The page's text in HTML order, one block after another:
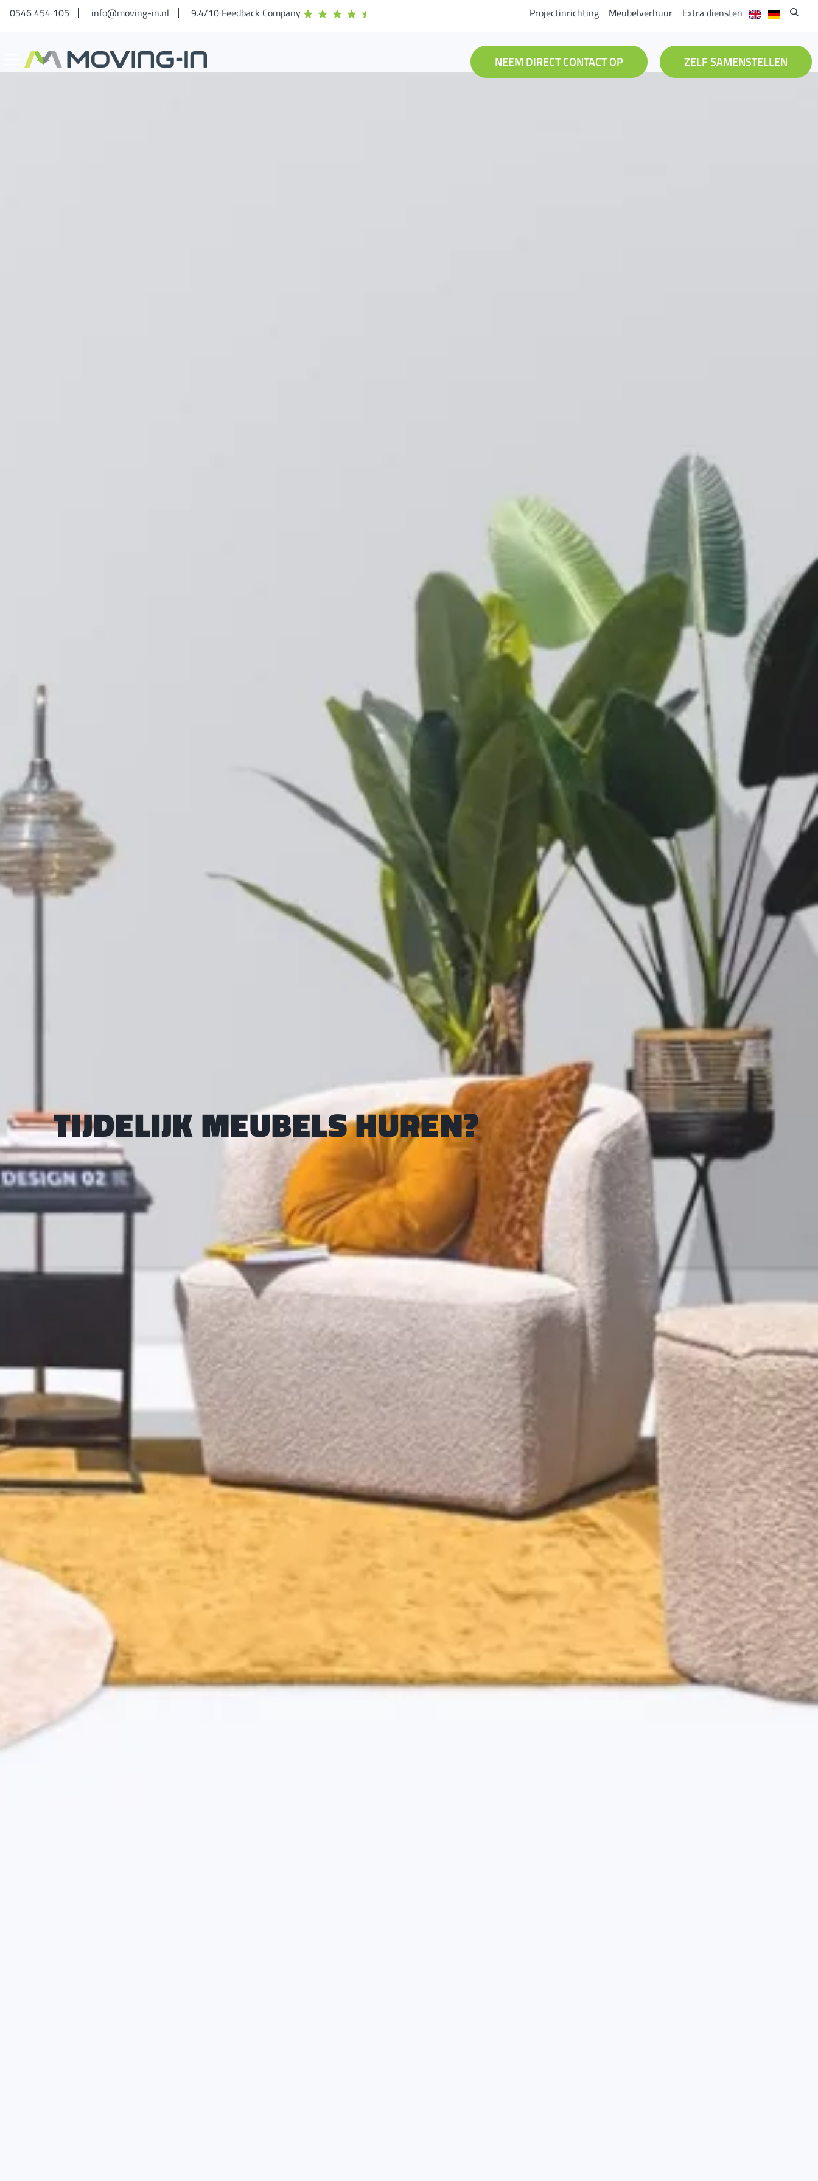
0546 454 105 info@moving-in.nl 9.4/10 Feedback Company Projectinrichting Meubelverhuur Extra diensten
NEEM DIRECT CONTACT OP ZELF SAMENSTELLEN
TIJDELIJK MEUBELS HUREN?